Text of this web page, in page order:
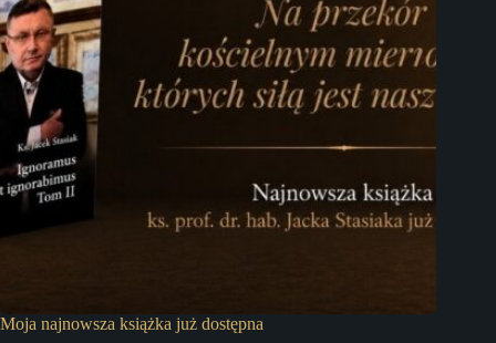
Moja najnowsza książka już dostępna